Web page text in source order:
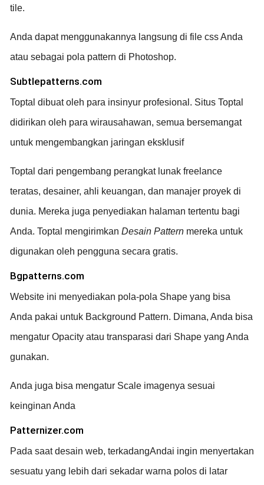
tile.
Anda dapat menggunakannya langsung di file css Anda
atau sebagai pola pattern di Photoshop.
Subtlepatterns.com
Toptal dibuat oleh para insinyur profesional. Situs Toptal
didirikan oleh para wirausahawan, semua bersemangat
untuk mengembangkan jaringan eksklusif
Toptal dari pengembang perangkat lunak freelance
teratas, desainer, ahli keuangan, dan manajer proyek di
dunia. Mereka juga penyediakan halaman tertentu bagi
Anda. Toptal mengirimkan Desain Pattern mereka untuk
digunakan oleh pengguna secara gratis.
Bgpatterns.com
Website ini menyediakan pola-pola Shape yang bisa
Anda pakai untuk Background Pattern. Dimana, Anda bisa
mengatur Opacity atau transparasi dari Shape yang Anda
gunakan.
Anda juga bisa mengatur Scale imagenya sesuai
keinginan Anda
Patternizer.com
Pada saat desain web, terkadangAndai ingin menyertakan
sesuatu yang lebih dari sekadar warna polos di latar